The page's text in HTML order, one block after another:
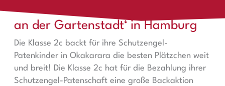
an der Gartenstadt‘ in Hamburg
Die Klasse 2c backt für ihre Schutzengel-
Patenkinder in Okakarara die besten Plätzchen weit
und breit! Die Klasse 2c hat für die Bezahlung ihrer
Schutzengel-Patenschaft eine große Backaktion